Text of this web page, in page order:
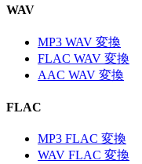
WAV
MP3 WAV 変換
FLAC WAV 変換
AAC WAV 変換
FLAC
MP3 FLAC 変換
WAV FLAC 変換